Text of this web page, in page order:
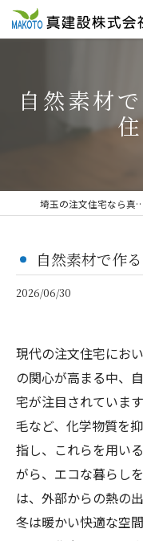
自然素材
埼玉の注文住宅なら真建設株式会社
自然素材で作
2026/06/30
現代の注文住宅にお
の関心が高まる中、
宅が注目されていま
毛など、化学物質を
指し、これらを用い
がら、エコな暮らし
は、外部からの熱の
冬は暖かい快適な空